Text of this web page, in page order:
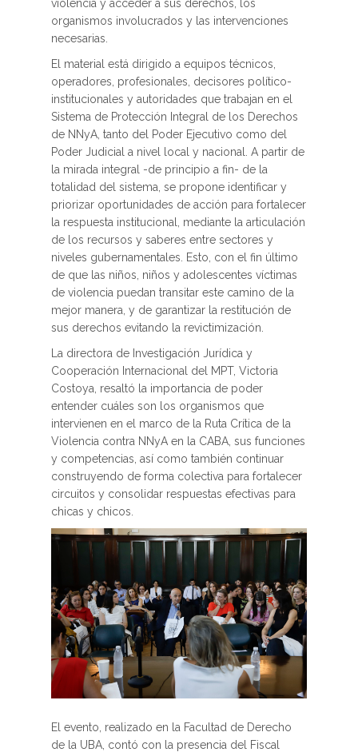
violencia y acceder a sus derechos, los
organismos involucrados y las intervenciones
necesarias.
El material está dirigido a equipos técnicos,
operadores, profesionales, decisores político-
institucionales y autoridades que trabajan en el
Sistema de Protección Integral de los Derechos
de NNyA, tanto del Poder Ejecutivo como del
Poder Judicial a nivel local y nacional. A partir de
la mirada integral -de principio a fin- de la
totalidad del sistema, se propone identificar y
priorizar oportunidades de acción para fortalecer
la respuesta institucional, mediante la articulación
de los recursos y saberes entre sectores y
niveles gubernamentales. Esto, con el fin último
de que las niños, niños y adolescentes víctimas
de violencia puedan transitar este camino de la
mejor manera, y de garantizar la restitución de
sus derechos evitando la revictimización.
La directora de Investigación Jurídica y
Cooperación Internacional del MPT, Victoria
Costoya, resaltó la importancia de poder
entender cuáles son los organismos que
intervienen en el marco de la Ruta Crítica de la
Violencia contra NNyA en la CABA, sus funciones
y competencias, así como también continuar
construyendo de forma colectiva para fortalecer
circuitos y consolidar respuestas efectivas para
chicas y chicos.
El evento, realizado en la Facultad de Derecho
de la UBA, contó con la presencia del Fiscal